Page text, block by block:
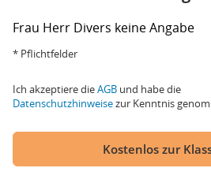
Frau Herr Divers keine Angabe
* Pflichtfelder
Ich akzeptiere dieAGB und habe die
Datenschutzhinweisezur Kenntnis
Kostenlos zur